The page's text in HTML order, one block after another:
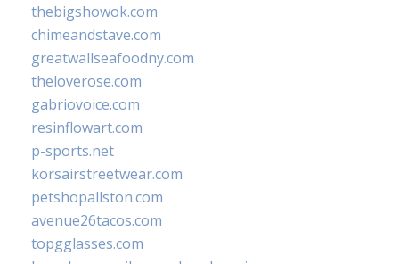
thebigshowok.com
chimeandstave.com
greatwallseafoodny.com
theloverose.com
gabriovoice.com
resinflowart.com
p-sports.net
korsairstreetwear.com
petshopallston.com
avenue26tacos.com
topgglasses.com